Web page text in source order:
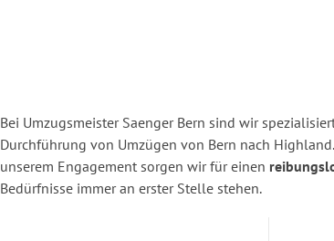
Bei Umzugsmeister Saenger Bern sind wir
Durchführung von Umzügen von Bern nach
unserem Engagement sorgen wir für einen
Bedürfnisse immer an erster Stelle stehen.